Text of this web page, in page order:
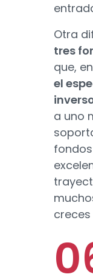
Otra
tres
que,
el
a uno